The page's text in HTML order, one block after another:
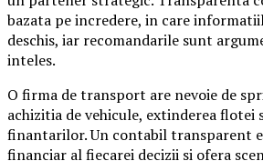
bazata pe incredere, in care
deschis, iar recomandarile sunt
inteles.
O firma de transport are nevoie de
achizitia de vehicule, extinderea flotei
finantarilor. Un contabil transparent
financiar al fiecarei decizii si ofera